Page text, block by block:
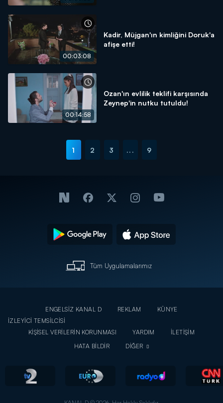
00:03:08
Kadir, Müjgan'ın kimliğini Doruk'a
afişe etti!
00:14:58
Ozan'ın evlilik teklifi karşısında
Zeynep'in nutku tutuldu!
1 2 3 ... 9
Tüm Uygulamalarımız
ENGELSİZ KANAL D REKLAM
KÜNYE
İZLEYİCİ TEMSİLCİSİ
KİŞİSEL VERİLERİN KORUNMASI
YARDIM
İLETİŞİM
HATA BİLDİR
DİĞER